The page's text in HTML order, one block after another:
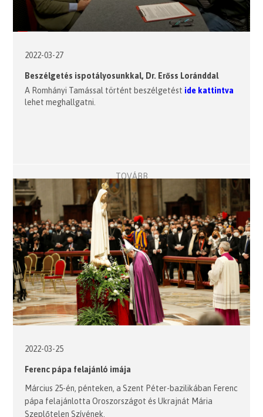
2022-03-27
Beszélgetés ispotályosunkkal, Dr. Erőss Loránddal
A Romhányi Tamással történt beszélgetést ide kattintva
lehet meghallgatni.
TOVÁBB
2022-03-25
Ferenc pápa felajánló imája
Március 25-én, pénteken, a Szent Péter-bazilikában Ferenc
pápa felajánlotta Oroszországot és Ukrajnát Mária
Szeplőtelen Szívének.